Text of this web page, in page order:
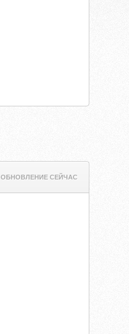
СЕЙЧАС